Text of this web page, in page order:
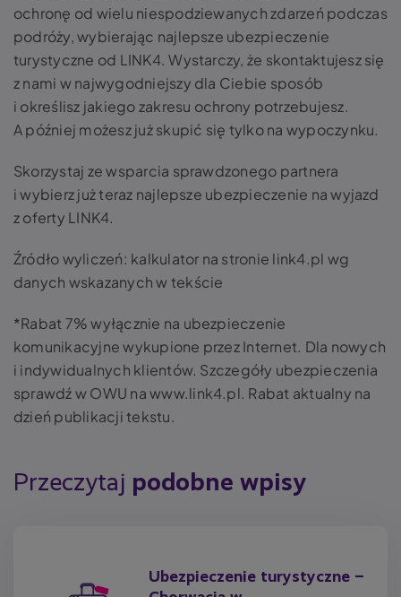
ochronę od wielu niespodziewanych zdarzeń podczas
podróży, wybierając najlepsze ubezpieczenie
turystyczne od LINK4. Wystarczy, że skontaktujesz się
z nami w najwygodniejszy dla Ciebie sposób
i określisz jakiego zakresu ochrony potrzebujesz.
A później możesz już skupić się tylko na wypoczynku.
Skorzystaj ze wsparcia sprawdzonego partnera
i wybierz już teraz najlepsze ubezpieczenie na wyjazd
z oferty LINK4.
Źródło wyliczeń: kalkulator na stronie link4.pl wg
danych wskazanych w tekście
*Rabat 7% wyłącznie na ubezpieczenie
komunikacyjne wykupione przez Internet. Dla nowych
i indywidualnych klientów. Szczegóły ubezpieczenia
sprawdź w OWU na www.link4.pl. Rabat aktualny na
dzień publikacji tekstu.
Przeczytaj podobne wpisy
Ubezpieczenie turystyczne –